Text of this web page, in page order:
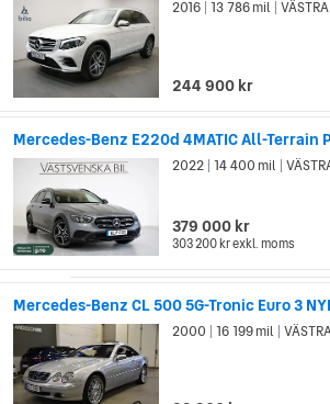
2016 13 786 mil
244 900 kr
2022 14 400 mil
379 000 kr
303 200 krexkl. moms
2000 16 199 mil